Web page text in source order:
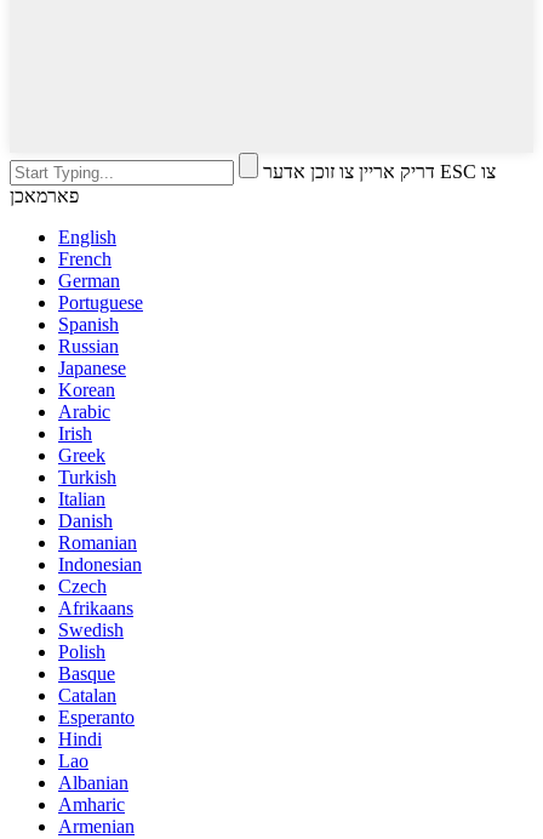
דריק אריין צו זוכן אדער ESC צו
פארמאכן
English
French
German
Portuguese
Spanish
Russian
Japanese
Korean
Arabic
Irish
Greek
Turkish
Italian
Danish
Romanian
Indonesian
Czech
Afrikaans
Swedish
Polish
Basque
Catalan
Esperanto
Hindi
Lao
Albanian
Amharic
Armenian